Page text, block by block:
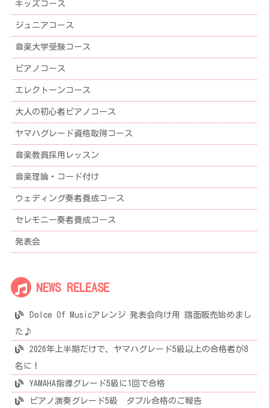
ブ
キッズコース
ジュニアコース
音楽大学受験コース
ピアノコース
エレクトーンコース
大人の初心者ピアノコース
ヤマハグレード資格取得コース
音楽教員採用レッスン
音楽理論・コード付け
ウェディング奏者養成コース
セレモニー奏者養成コース
発表会
NEWS RELEASE
Dolce Of Musicアレンジ 発表会向け用 譜面販売始めまし
た♪
2026年上半期だけで、ヤマハグレード5級以上の合格者が8
名に！
YAMAHA指導グレード5級に1回で合格
ピアノ演奏グレード5級 ダブル合格のご報告